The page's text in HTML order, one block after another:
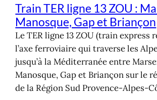
Train TER ligne 13 ZOU :
Manosque, Gap et Briançon
Le TER ligne 13 ZOU (train express
l’axe ferroviaire qui traverse les
jusqu’à la Méditerranée entre
Manosque, Gap et Briançon sur le
de la Région Sud Provence-Alpes-